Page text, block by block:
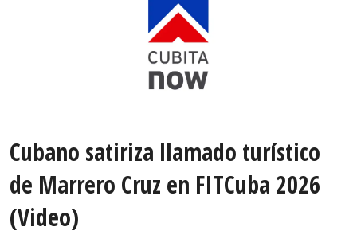
Cubano satiriza llamado turístico
de Marrero Cruz en FITCuba 2026
(Video)